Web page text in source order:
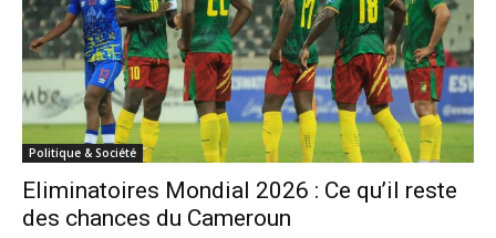
Politique & Société
Eliminatoires Mondial 2026 : Ce qu’il reste
des chances du Cameroun